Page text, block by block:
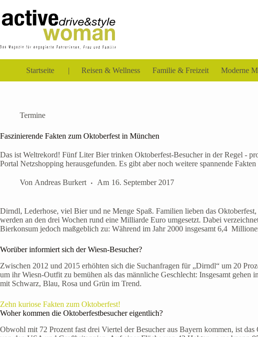
Inhalt
springen
Startseite Reisen & Wellness Familie & Freizeit Moderne
Termine
Faszinierende Fakten zum Oktoberfest in München
Das ist Weltrekord! Fünf Liter Bier trinken Oktoberfest-Besucher in der Regel -
Portal Netzshopping herausgefunden. Es gibt aber noch weitere spannende
Von Andreas Burkert Am 16. September 2017
Dirndl, Lederhose, viel Bier und ne Menge Spaß. Familien lieben das
werden an den drei Wochen rund eine Milliarde Euro umgesetzt. Dabei
Bierkonsum jedoch maßgeblich zu: Während im Jahr 2000 insgesamt 6,4
Worüber informiert sich der Wiesn-Besucher?
Zwischen 2012 und 2015 erhöhten sich die Suchanfragen für „Dirndl“ um 20
um ihr Wiesn-Outfit zu bemühen als das männliche Geschlecht: Insgesamt
mit Schwarz, Blau, Rosa und Grün im Trend.
Zehn kuriose Fakten zum Oktoberfest!
Woher kommen die Oktoberfestbesucher eigentlich?
Obwohl mit 72 Prozent fast drei Viertel der Besucher aus Bayern kommen, ist